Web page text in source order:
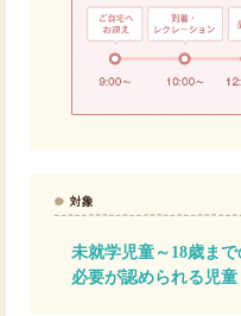
未就学児童～18歳ま
必要が認められる児童